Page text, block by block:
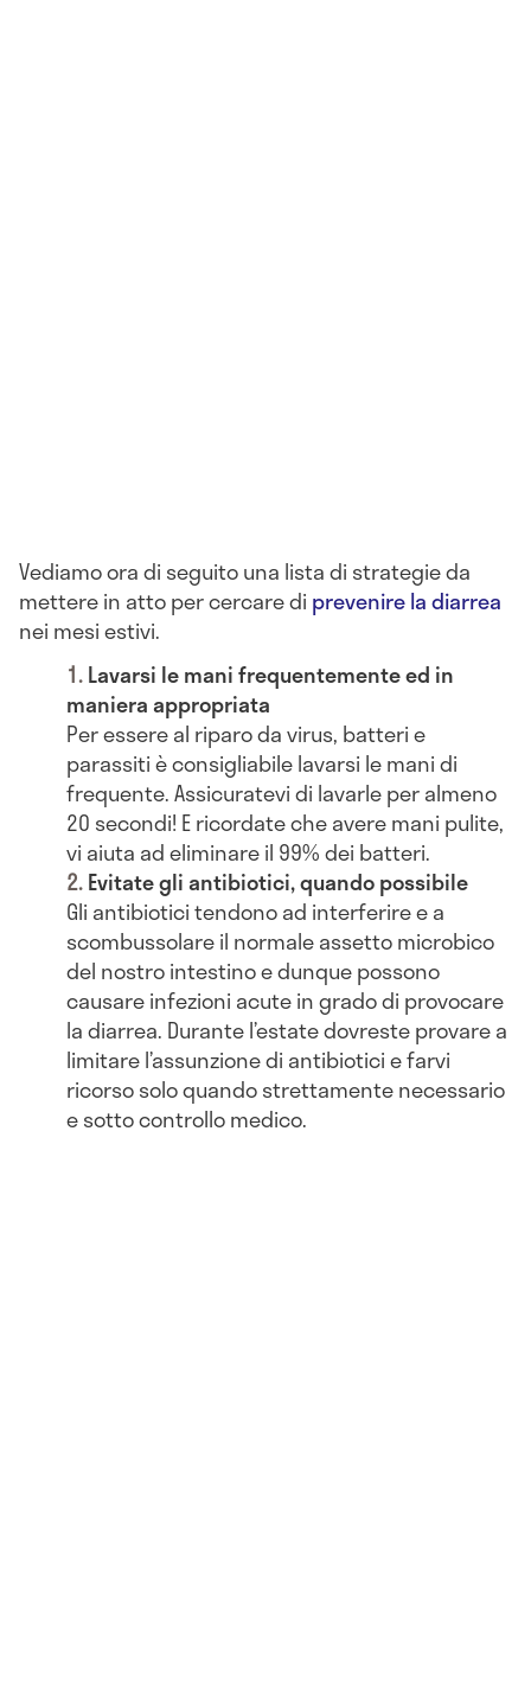
Vediamo ora di seguito una lista di strategie da
mettere in atto per cercare di prevenire la diarrea
nei mesi estivi.
Lavarsi le mani frequentemente ed in
maniera appropriata
Per essere al riparo da virus, batteri e
parassiti è consigliabile lavarsi le mani di
frequente. Assicuratevi di lavarle per almeno
20 secondi! E ricordate che avere mani pulite,
vi aiuta ad eliminare il 99% dei batteri.
Evitate gli antibiotici, quando possibile
Gli antibiotici tendono ad interferire e a
scombussolare il normale assetto microbico
del nostro intestino e dunque possono
causare infezioni acute in grado di provocare
la diarrea. Durante l’estate dovreste provare a
limitare l’assunzione di antibiotici e farvi
ricorso solo quando strettamente necessario
e sotto controllo medico.